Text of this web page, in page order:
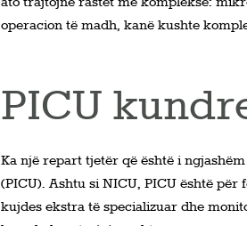
operacion të madh, kanë kushte
PICU
Ka një repart tjetër që është i
(PICU). Ashtu si NICU, PICU është
kujdes ekstra të specializuar dhe